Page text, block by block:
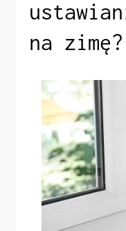
na zimę?